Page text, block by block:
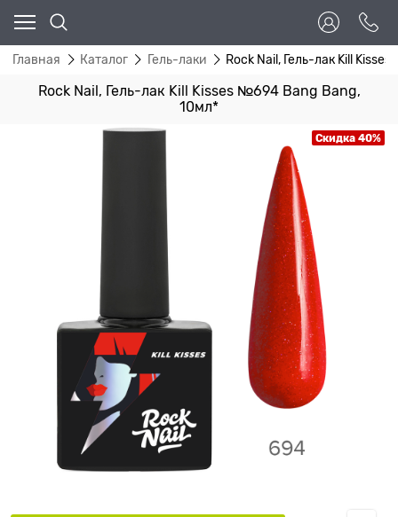
Главная Каталог Гель-лаки Rock Nail, Гель-лак Kill
Rock Nail, Гель-лак Kill Kisses №694 Bang Bang,
10мл*
Скидка 40%